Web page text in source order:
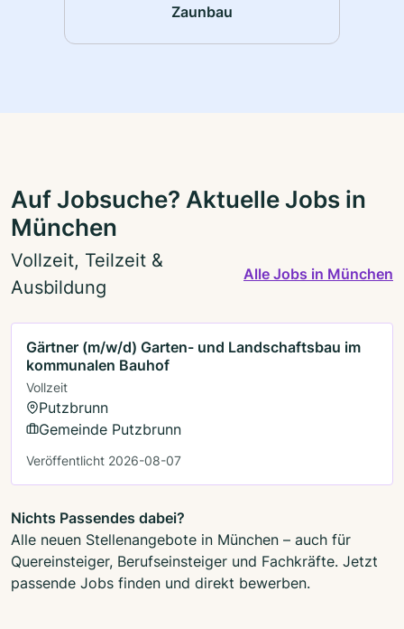
Zaunbau
Auf Jobsuche? Aktuelle Jobs in
München
Vollzeit, Teilzeit &
Ausbildung
Alle Jobs in München
Gärtner (m/w/d) Garten- und Landschaftsbau im
kommunalen Bauhof
Vollzeit
Putzbrunn
Gemeinde Putzbrunn
Veröffentlicht 2026-08-07
Nichts Passendes dabei?
Alle neuen Stellenangebote in München – auch für
Quereinsteiger, Berufseinsteiger und Fachkräfte. Jetzt
passende Jobs finden und direkt bewerben.